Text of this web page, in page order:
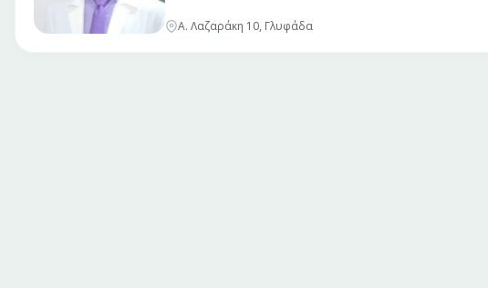
Α. Λαζαράκη 10, Γλυφάδα